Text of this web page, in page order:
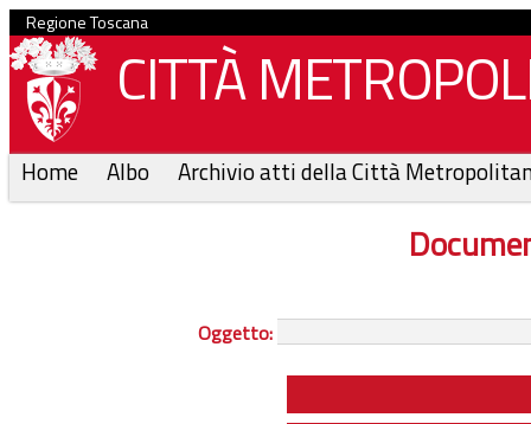
Regione Toscana
CITTÀ
Home Albo Archivio atti della Città
Oggetto: